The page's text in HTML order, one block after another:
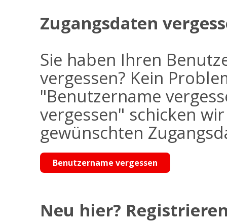
Zugangsdaten
Sie haben Ihren
vergessen? Kein
"Benutzername
vergessen" schicken
gewünschten
Benutzername vergessen
Neu hier?